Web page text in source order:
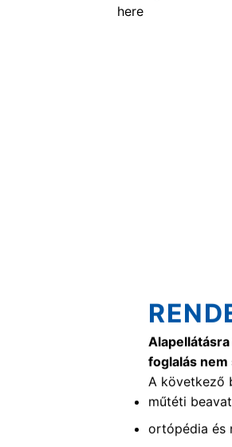
here
foglalás
A következő
műtéti
ortópédia és